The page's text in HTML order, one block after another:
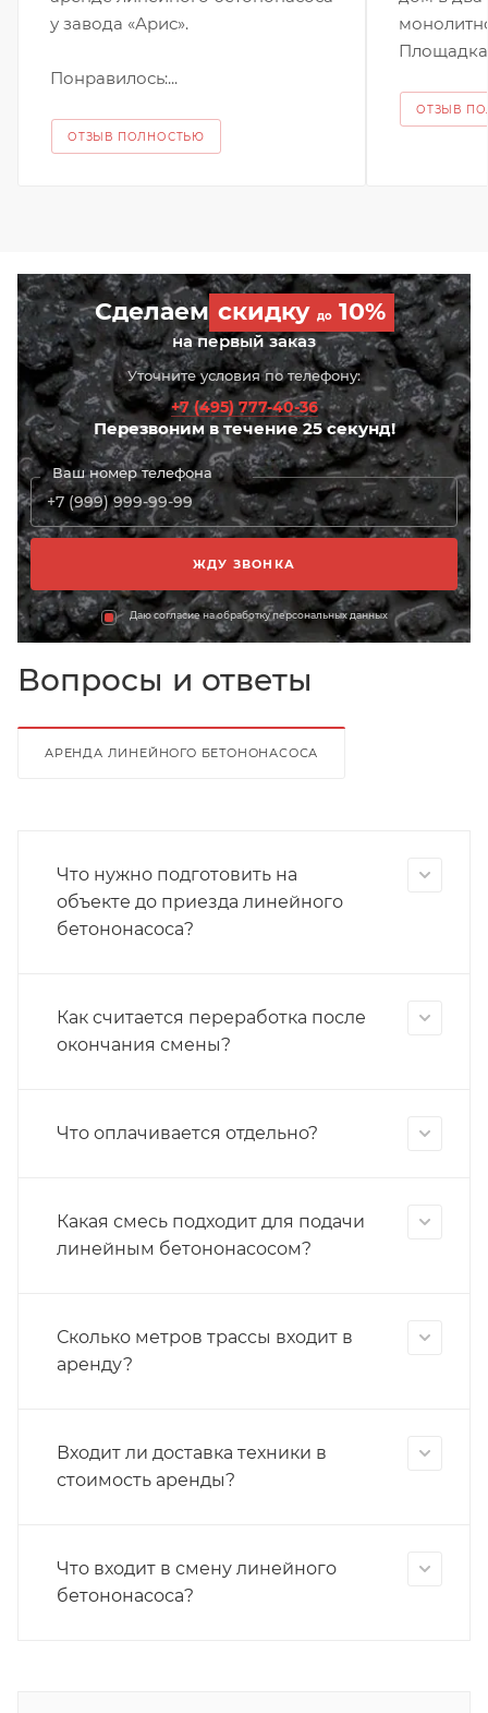
у завода «Арис».
Понравилось:...
ОТЗЫВ ПОЛНОСТЬЮ
ОТЗЫВ
Сделаем скидку до10%
на первый заказ
Уточните условия по телефону:
+7 (495) 777-40-36
Перезвоним в течение 25 секунд!
Ваш номер телефона
Даю согласие на обработку персональных данных
Вопросы и ответы
АРЕНДА ЛИНЕЙНОГО БЕТОНОНАСОСА
Что нужно подготовить на
объекте до приезда линейного
бетононасоса?
Как считается переработка после
окончания смены?
Что оплачивается отдельно?
Какая смесь подходит для подачи
линейным бетононасосом?
Сколько метров трассы входит в
аренду?
Входит ли доставка техники в
стоимость аренды?
Что входит в смену линейного
бетононасоса?